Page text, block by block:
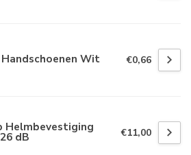
Handschoenen Wit €0,66
Helmbevestiging
dB €11,00